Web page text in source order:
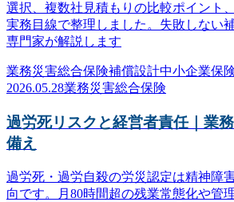
選択、複数社見積もりの比較ポイント
実務目線で整理しました。失敗しない
専門家が解説します
業務災害総合保険補償設計中小企業保
2026.05.28業務災害総合保険
過労死リスクと経営者責任｜業
備え
過労死・過労自殺の労災認定は精神障
向です。月80時間超の残業常態化や管